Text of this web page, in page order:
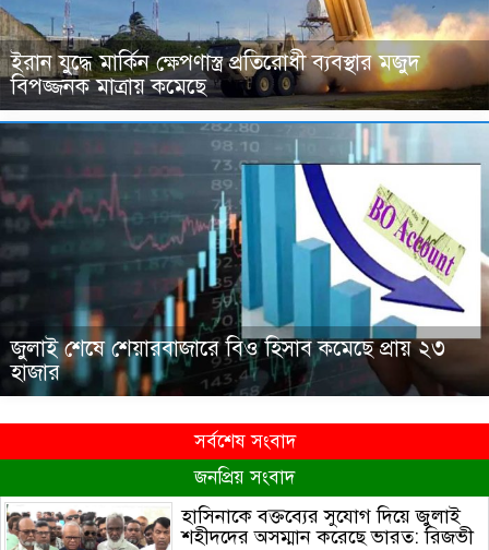
ইরান যুদ্ধে মার্কিন ক্ষেপণাস্ত্র প্রতিরোধী ব্যবস্থার মজুদ
বিপজ্জনক মাত্রায় কমেছে
জুলাই শেষে শেয়ারবাজারে বিও হিসাব কমেছে প্রায় ২৩
হাজার
সর্বশেষ সংবাদ
জনপ্রিয় সংবাদ
হাসিনাকে বক্তব্যের সুযোগ দিয়ে জুলাই
শহীদদের অসম্মান করেছে ভারত: রিজভী